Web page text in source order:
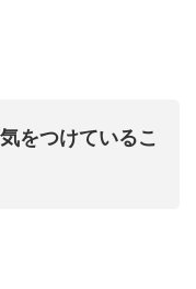
をつけているこ